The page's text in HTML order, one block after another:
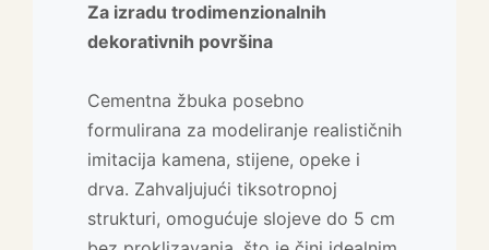
Za izradu trodimenzionalnih
dekorativnih površina
Cementna žbuka posebno
formulirana za modeliranje realističnih
imitacija kamena, stijene, opeke i
drva. Zahvaljujući tiksotropnoj
strukturi, omogućuje slojeve do 5 cm
Dekorativna završna obrada s
efektom mikrocementa
Jednokomponentna mikro-žbuka na
bazi akrilata, namijenjena za stvaranje
glatkih i modernih završnih slojeva na
zidovima, podovima i namještaju.
Nudi visoku otpornost na habanje,
Lagan, čvrst i dugotrajan materijal za
arhitektonske elemente
GFRC (Glass Fiber Reinforced
Concrete) je visokoperformansni
beton ojačan staklenim vlaknima,
savršen za izradu složenih,
prefabriciranih elemenata. Spoj